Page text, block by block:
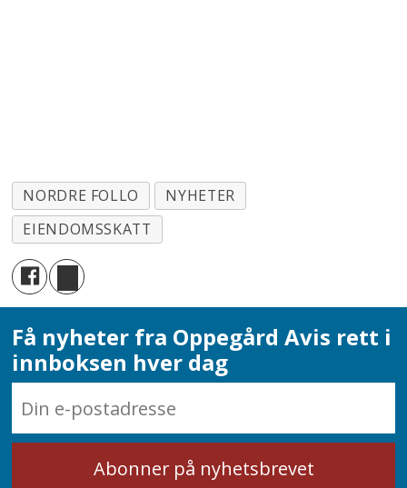
NORDRE FOLLO
NYHETER
EIENDOMSSKATT
Få nyheter fra Oppegård Avis rett i
innboksen hver dag